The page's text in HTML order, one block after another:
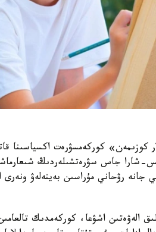
كوزىمەن» كوركەمسۋرەت اكسياسىنا
شارا جاس سۋرەتشىلەردىڭ
رۋحاني مۇراسىن بەينەلەۋ ونەرى
الەۋەتىن اشۋعا، كوركەمدىك